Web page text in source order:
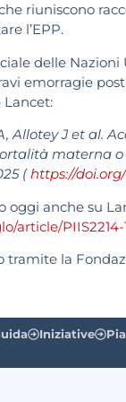
riuniscono
l’EPP.
delle
emorragie
Lancet:
Allotey J et al.
materna
(https://doi.org/
anche su
article/
la
Iniziative